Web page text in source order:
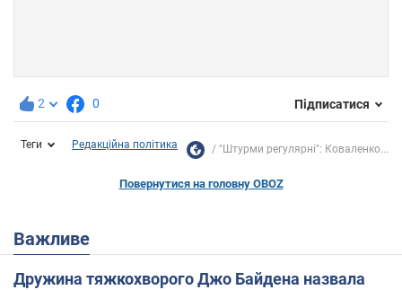
2 0 Підписатися
Теги Редакційна політика "Штурми регулярні": Коваленко...
Повернутися на головну OBOZ
Важливе
Дружина тяжкохворого Джо Байдена назвала